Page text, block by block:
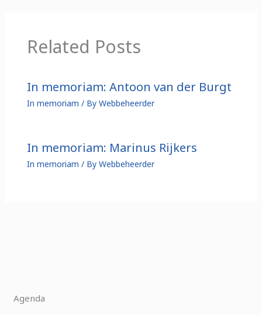
Related Posts
In memoriam: Antoon van der Burgt
In memoriam / By Webbeheerder
In memoriam: Marinus Rijkers
In memoriam / By Webbeheerder
Agenda